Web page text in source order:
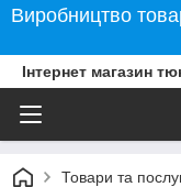
Виробництво
Інтернет магазин
Товари та